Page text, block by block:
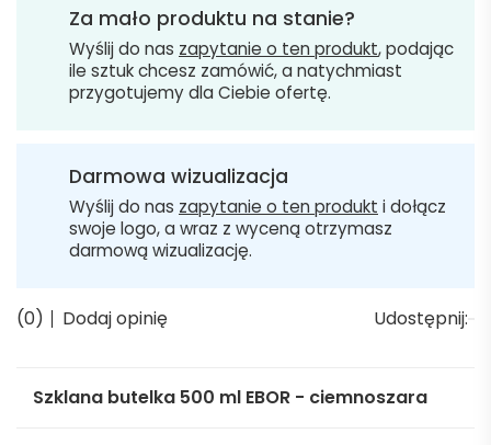
Za mało produktu na stanie?
Wyślij do nas zapytanie o ten produkt, podając
ile sztuk chcesz zamówić, a natychmiast
przygotujemy dla Ciebie ofertę.
Darmowa wizualizacja
Wyślij do nas zapytanie o ten produkt i dołącz
swoje logo, a wraz z wyceną otrzymasz
darmową wizualizację.
(0) Dodaj opinię Udostępnij:
Szklana butelka 500 ml EBOR - ciemnoszara